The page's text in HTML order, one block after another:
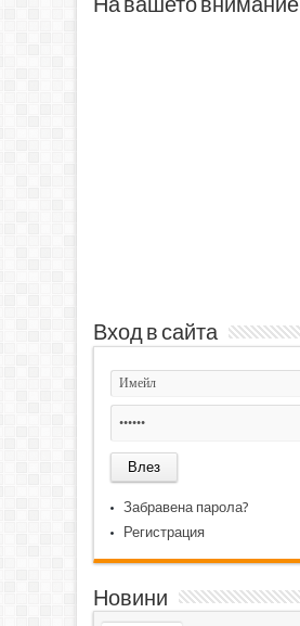
На вашето внимание
Вход в сайта
Забравена парола?
Регистрация
Новини